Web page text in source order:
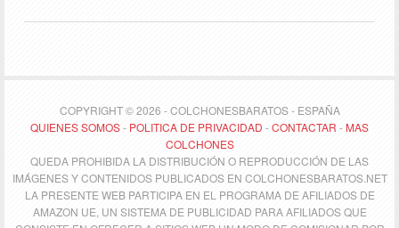
COPYRIGHT © 2026 - COLCHONESBARATOS - ESPAÑA
QUIENES SOMOS- POLITICA DE PRIVACIDAD -CONTACTAR -MAS
COLCHONES
QUEDA PROHIBIDA LA DISTRIBUCIÓN O REPRODUCCIÓN DE LAS
IMÁGENES Y CONTENIDOS PUBLICADOS EN COLCHONESBARATOS.NET
LA PRESENTE WEB PARTICIPA EN EL PROGRAMA DE AFILIADOS DE
AMAZON UE, UN SISTEMA DE PUBLICIDAD PARA AFILIADOS QUE